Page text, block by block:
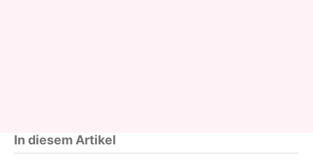
In diesem Artikel